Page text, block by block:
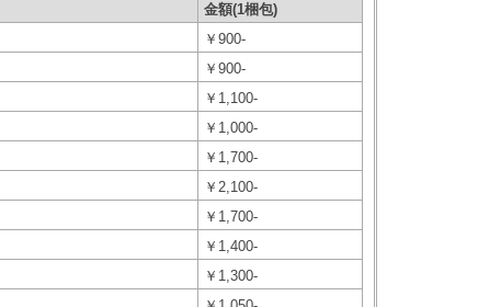
金額(1梱包)
￥900-
￥900-
￥1,100-
￥1,000-
￥1,700-
￥2,100-
￥1,700-
￥1,400-
￥1,300-